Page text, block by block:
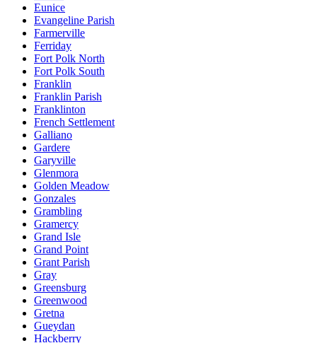
Eunice
Evangeline Parish
Farmerville
Ferriday
Fort Polk North
Fort Polk South
Franklin
Franklin Parish
Franklinton
French Settlement
Galliano
Gardere
Garyville
Glenmora
Golden Meadow
Gonzales
Grambling
Gramercy
Grand Isle
Grand Point
Grant Parish
Gray
Greensburg
Greenwood
Gretna
Gueydan
Hackberry